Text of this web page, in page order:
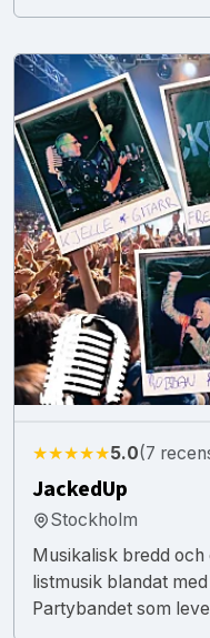
★★★★★5.0(7
JackedUp
Stockholm
Musikalisk bredd och
listmusik blandat
Partybandet som